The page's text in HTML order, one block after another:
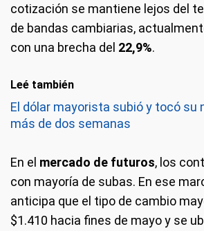
cotización se mantiene lejos del
de bandas cambiarias,
con una brecha del 22,9%.
Leé también
El dólar mayorista subió y tocó su
más de dos semanas
En el mercado de futuros, los
con mayoría de subas. En ese
anticipa que el tipo de cambio
$1.410 hacia fines de mayo y se